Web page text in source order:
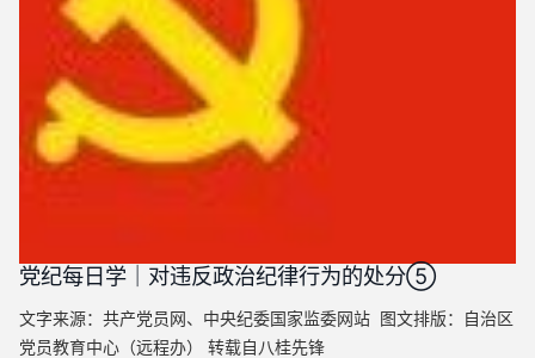
党纪每日学｜对违反政治纪律行为的处分⑤
文字来源：共产党员网、中央纪委国家监委网站 图文排版：自治区
党员教育中心（远程办） 转载自八桂先锋